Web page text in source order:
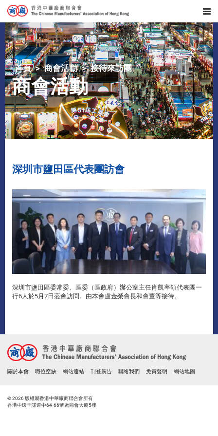
首頁 商會活動 接待來訪團
商會活動
深圳市鹽田區代表團訪會
深圳市鹽田區委常委、區委（區政府）辦公室主任肖凱率領代表團一
行6人於5月7日蒞會訪問。由本會盧金榮會長和會董等接待。
關於本會 職位空缺 網站連結 刊登廣告 聯絡我們 免責聲明 網站地圖
© 2026 版權屬香港中華廠商聯合會所有
香港中環干諾道中64-66號廠商會大廈5樓